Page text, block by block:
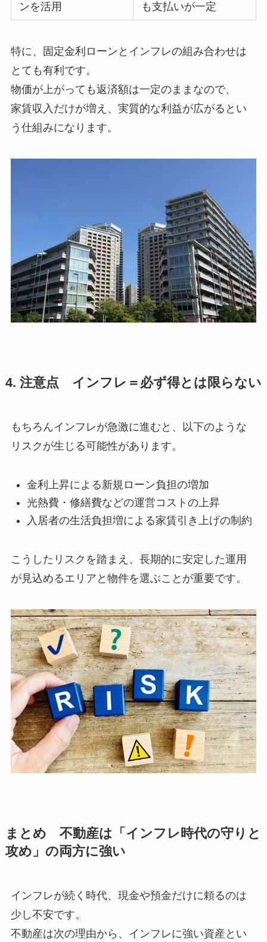
ンを活用
も支払いが一定
特に、固定金利ローンとインフレの組み合わせは
とても有利です。
物価が上がっても返済額は一定のままなので、
家賃収入だけが増え、実質的な利益が広がるとい
う仕組みになります。
4. 注意点 インフレ＝必ず得とは限らない
もちろんインフレが急激に進むと、以下のような
リスクが生じる可能性があります。
金利上昇による新規ローン負担の増加
光熱費・修繕費などの運営コストの上昇
入居者の生活負担増による家賃引き上げの制約
こうしたリスクを踏まえ、長期的に安定した運用
が見込めるエリアと物件を選ぶことが重要です。
まとめ 不動産は「インフレ時代の守りと
攻め」の両方に強い
インフレが続く時代、現金や預金だけに頼るのは
少し不安です。
不動産は次の理由から、インフレに強い資産とい